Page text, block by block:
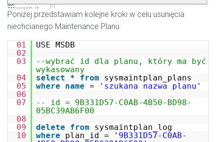
Poniżej przedstawiam kolejne kroki w celu usunięcia
niechcianego Maintenance Planu:
01
USE MSDB
02
03
--wybrać id dla planu, który ma być
wykasowany
04
select * from
sysmaintplan_plans
05
where name =
'szukana nazwa planu'
06
07
-- id = 9B331D57-C0AB-4B50-BD98-
05BC39AB6F00
08
09
delete from
sysmaintplan_log
10
where plan_id =
'9B331D57-C0AB-